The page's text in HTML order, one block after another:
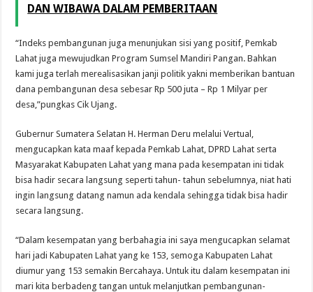
DAN WIBAWA DALAM PEMBERITAAN
“Indeks pembangunan juga menunjukan sisi yang positif, Pemkab
Lahat juga mewujudkan Program Sumsel Mandiri Pangan. Bahkan
kami juga terlah merealisasikan janji politik yakni memberikan bantuan
dana pembangunan desa sebesar Rp 500 juta – Rp 1 Milyar per
desa,”pungkas Cik Ujang.
Gubernur Sumatera Selatan H. Herman Deru melalui Vertual,
mengucapkan kata maaf kepada Pemkab Lahat, DPRD Lahat serta
Masyarakat Kabupaten Lahat yang mana pada kesempatan ini tidak
bisa hadir secara langsung seperti tahun- tahun sebelumnya, niat hati
ingin langsung datang namun ada kendala sehingga tidak bisa hadir
secara langsung.
“Dalam kesempatan yang berbahagia ini saya mengucapkan selamat
hari jadi Kabupaten Lahat yang ke 153, semoga Kabupaten Lahat
diumur yang 153 semakin Bercahaya. Untuk itu dalam kesempatan ini
mari kita berbadeng tangan untuk melanjutkan pembangunan-